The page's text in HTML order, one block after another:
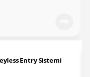
Entry Sistemi